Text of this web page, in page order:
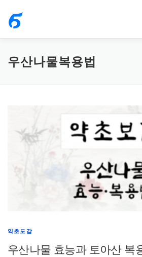
우산나물복용법
약초도감
우산나물 효능과 토아산 복